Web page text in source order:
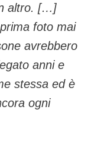
altro. […]
foto mai
avrebbero
anni e
stessa ed è
ogni